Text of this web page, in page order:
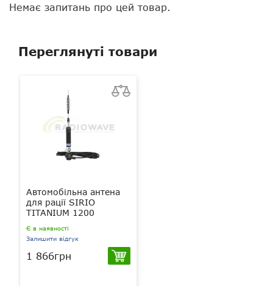
Немає запитань про цей товар.
Переглянуті товари
Автомобільна антена
для рації SIRIO
TITANIUM 1200
Є в наявності
Залишити відгук
1 866грн